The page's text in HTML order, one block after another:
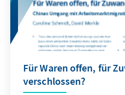
Für Waren offen, für
verschlossen?